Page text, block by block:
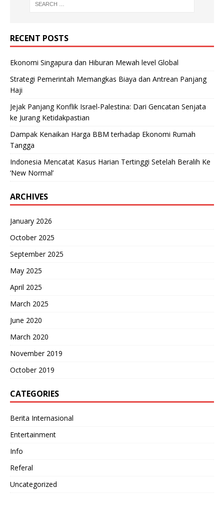
RECENT POSTS
Ekonomi Singapura dan Hiburan Mewah level Global
Strategi Pemerintah Memangkas Biaya dan Antrean Panjang
Haji
Jejak Panjang Konflik Israel-Palestina: Dari Gencatan Senjata
ke Jurang Ketidakpastian
Dampak Kenaikan Harga BBM terhadap Ekonomi Rumah
Tangga
Indonesia Mencatat Kasus Harian Tertinggi Setelah Beralih Ke
‘New Normal’
ARCHIVES
January 2026
October 2025
September 2025
May 2025
April 2025
March 2025
June 2020
March 2020
November 2019
October 2019
CATEGORIES
Berita Internasional
Entertainment
Info
Referal
Uncategorized